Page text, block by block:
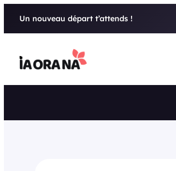
Un nouveau départ t’attends !